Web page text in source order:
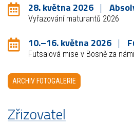
28. května 2026
Vyřazování maturantů 2026
10.–16. května 2026
Futsalová mise v Bosně za
ARCHIV FOTOGALERIE
Zřizovatel